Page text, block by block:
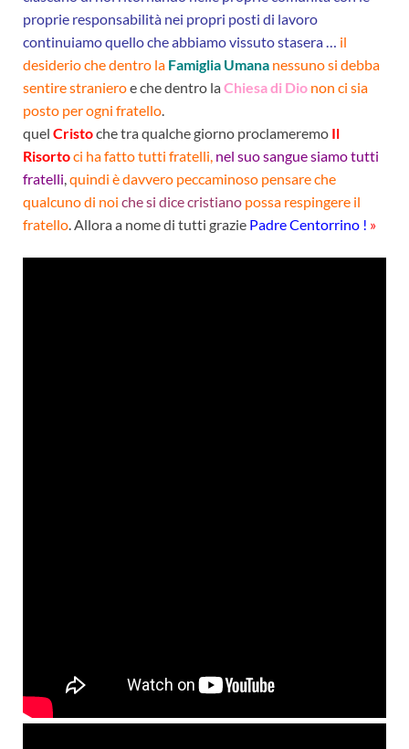
proprie responsabilità nei propri posti di lavoro
continuiamo quello che abbiamo vissuto stasera … il
desiderio che dentro la Famiglia Umana nessuno si debba
sentire stranieroe che dentro laChiesa di Dio non ci sia
posto per ogni fratello.
quel Cristoche tra qualche giorno proclameremo Il
Risortoci ha fatto tutti fratelli, nel suo sangue siamo tutti
fratelli,quindi è davvero peccaminoso pensare che
qualcuno di noi che si dice cristiano possa respingere il
fratello. Allora a nome di tutti grazie Padre Centorrino ! »